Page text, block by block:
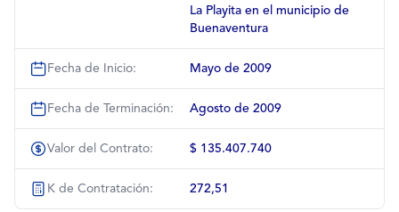
La Playita en el municipio de
Buenaventura
Fecha de Inicio: Mayo de 2009
Fecha de Terminación: Agosto de 2009
Valor del Contrato: $ 135.407.740
K de Contratación: 272,51